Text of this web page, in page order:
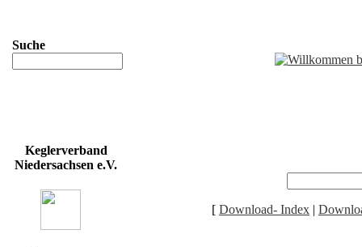
Suche
Keglerverband
Niedersachsen e.V.
[ Download- Index |